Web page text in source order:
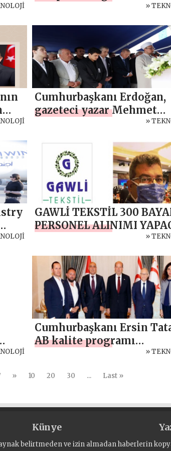
»
Cumhurbaşkanı Erdoğan,
gazeteci yazar Mehmet
Barlas’ın cenaze törenine
»
the
GAWLİ TEKSTİL 300
PERSONEL ALINIMI
»
Cumhurbaşkanı Ersin
AB kalite programı
kapsamında Menşe İsmi
Sertifikası alan ilk Kıbrıslı
Süt Ürünleri sahibi
beraberindekileri kabul
»
» 10 20 30 ... Last »
Künye
belirtmeden ve izin almadan haberlerin